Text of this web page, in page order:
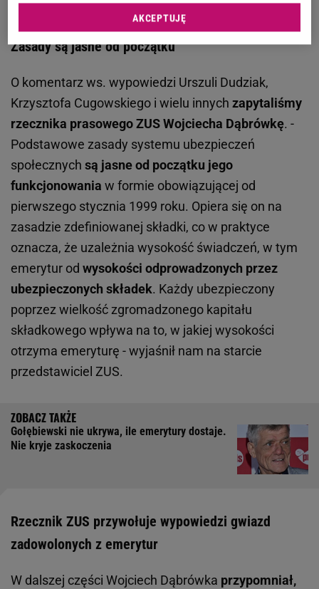
Emerytury gwiazd. ZUS szczerze odpowiada:
Zasady są jasne od początku
O komentarz ws. wypowiedzi Urszuli Dudziak,
Krzysztofa Cugowskiego i wielu innych zapytaliśmy
rzecznika prasowego ZUS Wojciecha Dąbrówkę. -
Podstawowe zasady systemu ubezpieczeń
społecznych są jasne od początku jego
funkcjonowania w formie obowiązującej od
pierwszego stycznia 1999 roku. Opiera się on na
zasadzie zdefiniowanej składki, co w praktyce
oznacza, że uzależnia wysokość świadczeń, w tym
emerytur od wysokości odprowadzonych przez
ubezpieczonych składek. Każdy ubezpieczony
poprzez wielkość zgromadzonego kapitału
składkowego wpływa na to, w jakiej wysokości
otrzyma emeryturę - wyjaśnił nam na starcie
przedstawiciel ZUS.
Gołębiewski nie ukrywa, ile emerytury dostaje.
Nie kryje zaskoczenia
Rzecznik ZUS przywołuje wypowiedzi gwiazd
zadowolonych z emerytur
W dalszej części Wojciech Dąbrówka przypomniał,
AKCEPTUJĘ